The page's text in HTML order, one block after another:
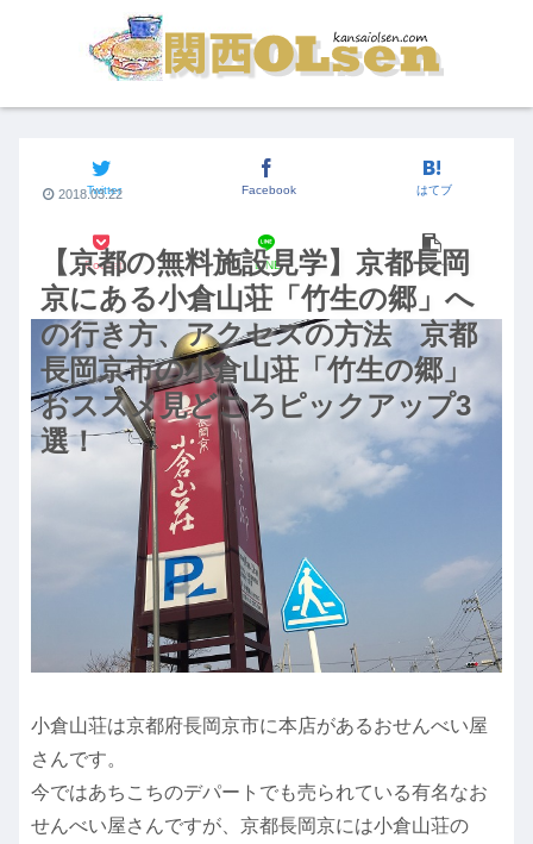
【京都の無料施設見学】京都長岡
京にある小倉山荘「竹生の郷」へ
の行き方、アクセスの方法 京都
長岡京市の小倉山荘「竹生の郷」
おススメ見どころピックアップ3
選！
Twitter Facebook はてブ
Pocket LINE コピー
2018.03.22
小倉山荘は京都府長岡京市に本店があるおせんべい屋
さんです。
今ではあちこちのデパートでも売られている有名なお
せんべい屋さんですが、京都長岡京には小倉山荘の